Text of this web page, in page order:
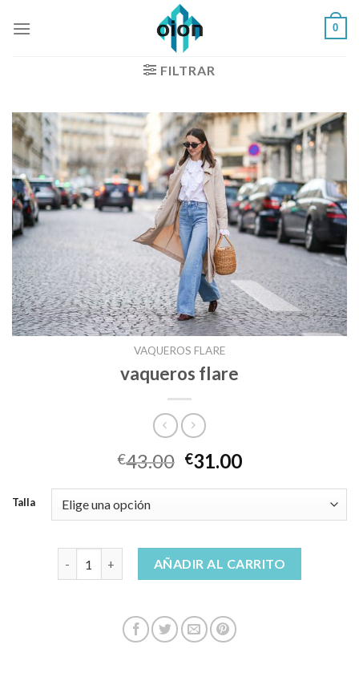
0
FILTRAR
VAQUEROS FLARE
vaqueros flare
€43.00 €31.00
Talla
vaqueros flare cantidadAÑADIR AL CARRITO